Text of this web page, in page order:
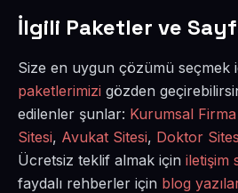
İlgili Paketler ve
Size en uygun çözümü seçmek
paketlerimizi gözden
edilenler şunlar: Kurumsal
Sitesi, Avukat Sitesi, Doktor
Ücretsiz teklif almak için iletişim
faydalı rehberler için blog